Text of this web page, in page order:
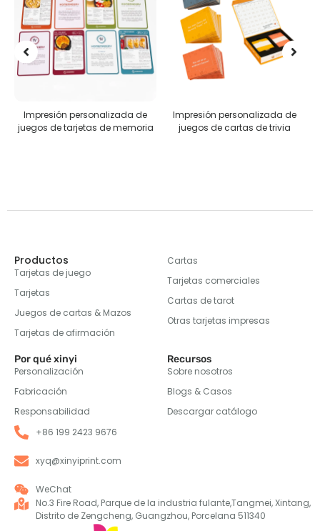
Impresión personalizada de
juegos de cartas de trivia
Rompecabezas personalizados
Productos
Tarjetas de juego
Tarjetas
Juegos de cartas & Mazos
Tarjetas de afirmación
Cartas
Tarjetas comerciales
Cartas de tarot
Otras tarjetas impresas
Por qué xinyi
Personalización
Fabricación
Responsabilidad
Recursos
Sobre nosotros
Blogs & Casos
Descargar catálogo
+86 199 2423 9676
xyq@xinyiprint.com
WeChat
No.3 Fire Road, Parque de la industria fulante,Tangmei, Xintang,
Distrito de Zengcheng, Guangzhou, Porcelana 511340